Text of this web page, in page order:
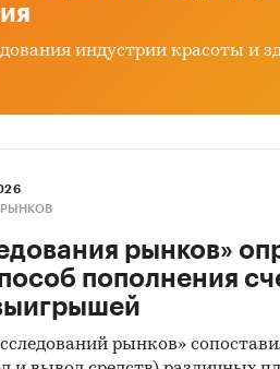
индустрии красоты и
рынков»
пополнения
рынков»